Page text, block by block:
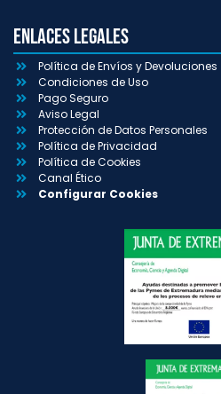
Enlaces Legales
Política de Envíos y Devoluciones
Condiciones de Uso
Pago Seguro
Aviso Legal
Protección de Datos Personales
Política de Privacidad
Política de Cookies
Canal Ético
Configurar Cookies